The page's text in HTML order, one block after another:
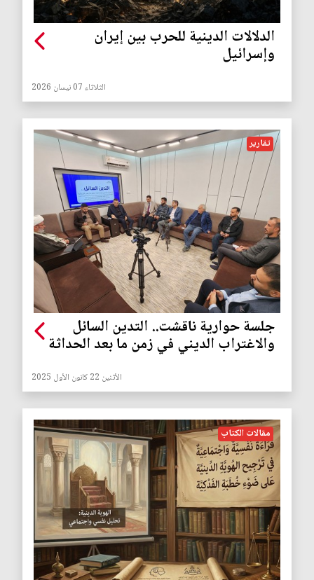
الدلالات الدينية للحرب بين إيران
وإسرائيل
الثلاثاء 07 نيسان 2026
تقارير
جلسة حوارية ناقشت.. التدين السائل
والاغتراب الديني في زمن ما بعد الحداثة
الأثنين 22 كانون الأول 2025
مقالات الكتاب